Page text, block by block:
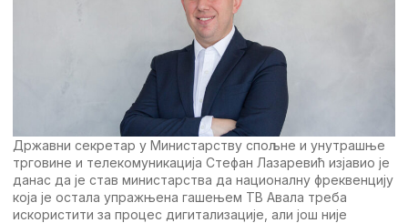
Државни секретар у Министарству спољне и унутрашње
трговине и телекомуникација Стефан Лазаревић изјавио је
данас да је став министарства да националну фреквенцију
која је остала упражњена гашењем ТВ Авала треба
искористити за процес дигитализације, али још није